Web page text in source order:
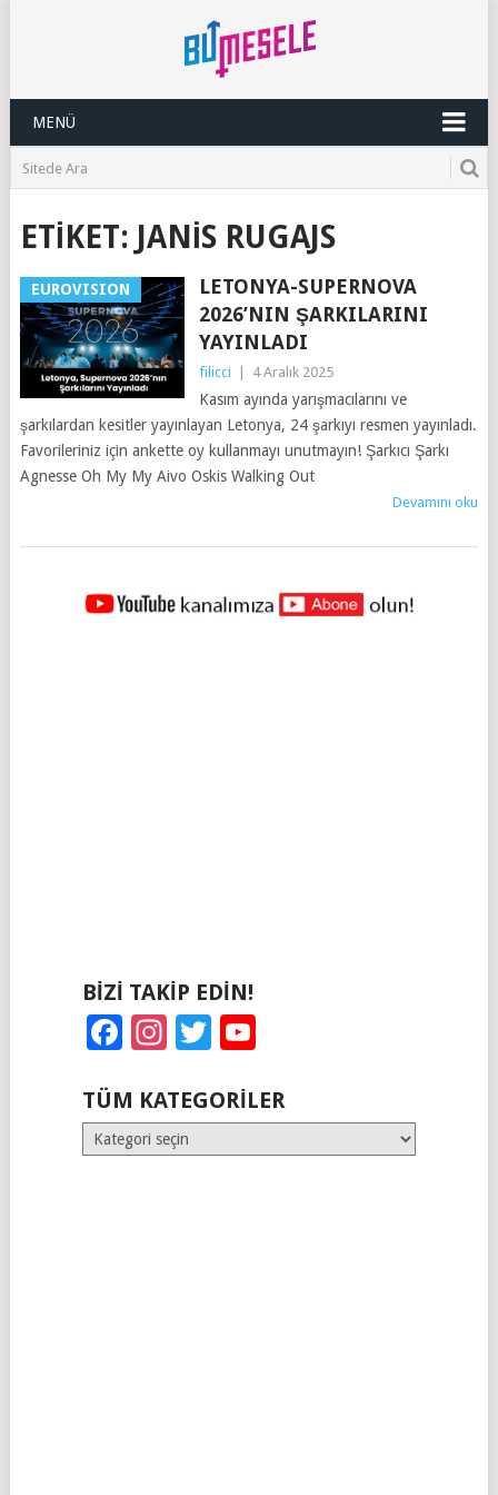
MENÜ
ETIKET: JANIS RUGAJS
EUROVISION
LETONYA-SUPERNOVA
2026’NIN ŞARKILARINI
YAYINLADI
filicci 4 Aralık 2025
Kasım ayında yarışmacılarını ve
şarkılardan kesitler yayınlayan Letonya, 24 şarkıyı resmen yayınladı.
Favorileriniz için ankette oy kullanmayı unutmayın! Şarkıcı Şarkı
Agnesse Oh My My Aivo Oskis Walking Out
Devamını oku
YAZILAR
BIZI TAKIP EDIN!
Facebook
Instagram
Twitter
TÜM KATEGORILER
Tüm
Kategoriler